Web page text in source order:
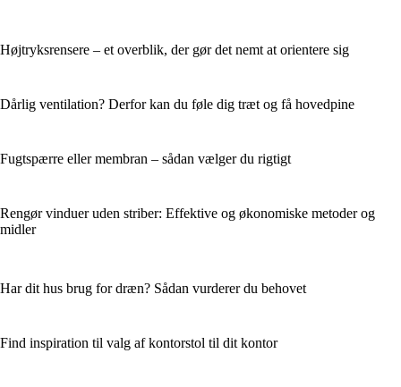
Højtryksrensere – et overblik, der gør det nemt at orientere sig
Dårlig ventilation? Derfor kan du føle dig træt og få hovedpine
Fugtspærre eller membran – sådan vælger du rigtigt
Rengør vinduer uden striber: Effektive og økonomiske metoder og
midler
Har dit hus brug for dræn? Sådan vurderer du behovet
Find inspiration til valg af kontorstol til dit kontor